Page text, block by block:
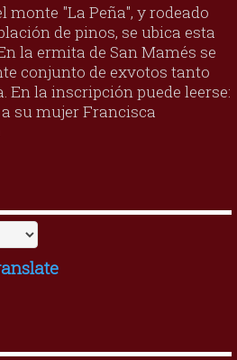
monte "La Peña", y rodeado
de pinos, se ubica esta
la ermita de San Mamés se
conjunto de exvotos tanto
En la inscripción puede leerse:
su mujer Francisca